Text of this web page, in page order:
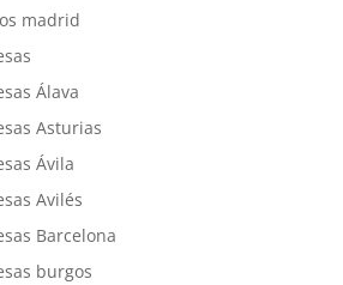
madrid
Álava
Asturias
Ávila
Avilés
Barcelona
burgos